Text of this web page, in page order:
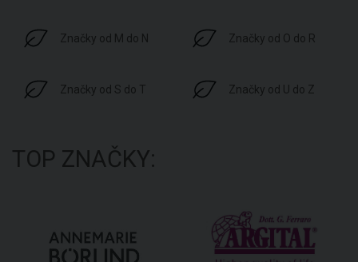
Značky od M do N Značky od O do R
Značky od S do T Značky od U do Z
TOP ZNAČKY: